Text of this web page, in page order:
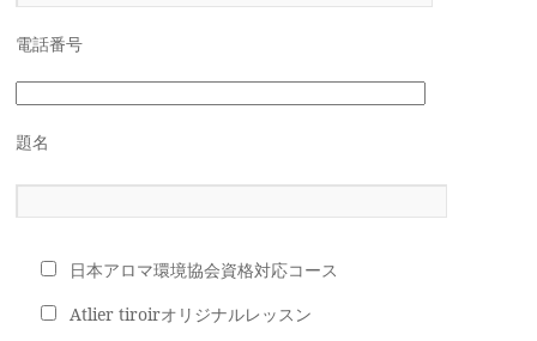
電話番号
題名
日本アロマ環境協会資格対応コース
Atlier tiroirオリジナルレッスン